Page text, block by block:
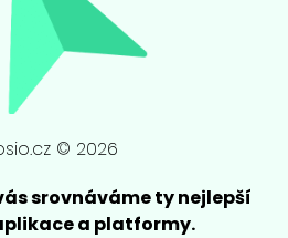
© 2026
srovnáváme ty nejlepší
a platformy.